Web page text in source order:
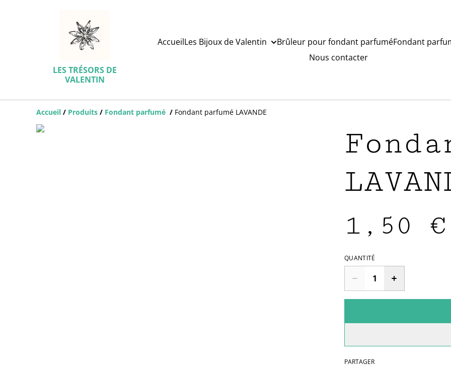
LES TRÉSORS DE
VALENTIN
AccueilLes Bijoux de Valentin Brûleur pour fondant parfuméFondant
Nous contacter
Accueil / Produits / Fondant parfumé / Fondant parfumé LAVANDE
1,50 €
QUANTITÉ
PARTAGER